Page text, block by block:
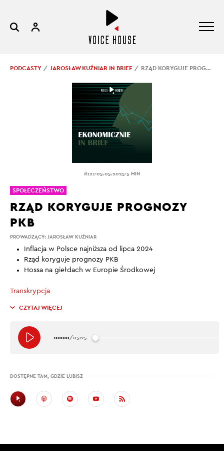
PODCASTY JAROSŁAW KUŹNIAR IN BRIEF RZĄD KORYGUJE PROGNOZY PKB
#121.05.05.2025.5 MIN
PROWADZĄCY: JAROSŁAW KUŹNIAR
RZĄD KORYGUJE PROGNOZY
PKB
Inflacja w Polsce najniższa od lipca 2024
Rząd koryguje prognozy PKB
Hossa na giełdach w Europie Środkowej
Transkrypcja
CZYTAJ WIĘCEJ
00:00/05:25
DOSTĘPNE TAM, GDZIE LUBISZ
SPOŁECZEŃSTWO